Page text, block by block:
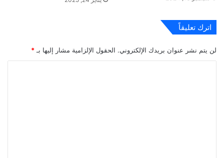
اترك تعليقاً
لن يتم نشر عنوان بريدك الإلكتروني. الحقول الإلزامية مشار إليها بـ *